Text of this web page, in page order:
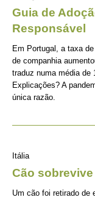
Guia de
Responsável
Em Portugal, a taxa
de companhia
traduz numa média de
Explicações? A
única razão.
Itália
Cão
Um cão foi retirado de